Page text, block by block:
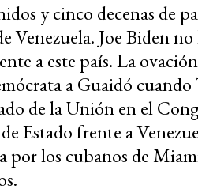
y cinco decenas de
Venezuela. Joe Biden
a este país. La
a Guaidó
de la Unión en el
Estado frente a
por los cubanos de